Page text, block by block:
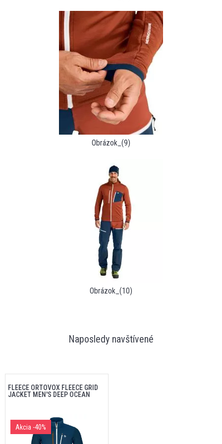
Obrázok_(9)
Obrázok_(10)
Naposledy navštívené
FLEECE ORTOVOX FLEECE GRID
JACKET MEN'S DEEP OCEAN
Akcia -40%